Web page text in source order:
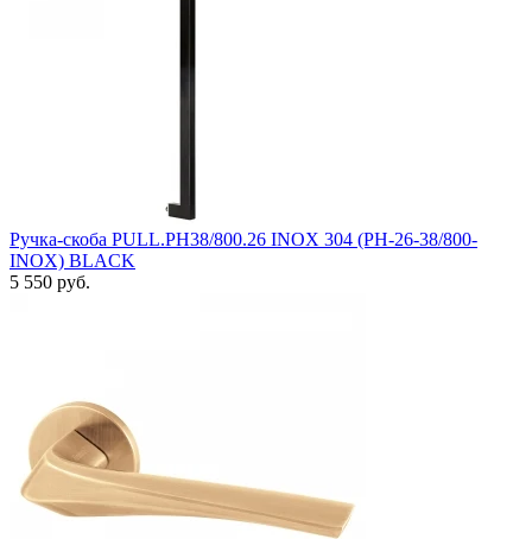
Ручка-скоба PULL.PH38/800.26 INOX 304 (PH-26-38/800-
INOX) BLACK
5 550 руб.